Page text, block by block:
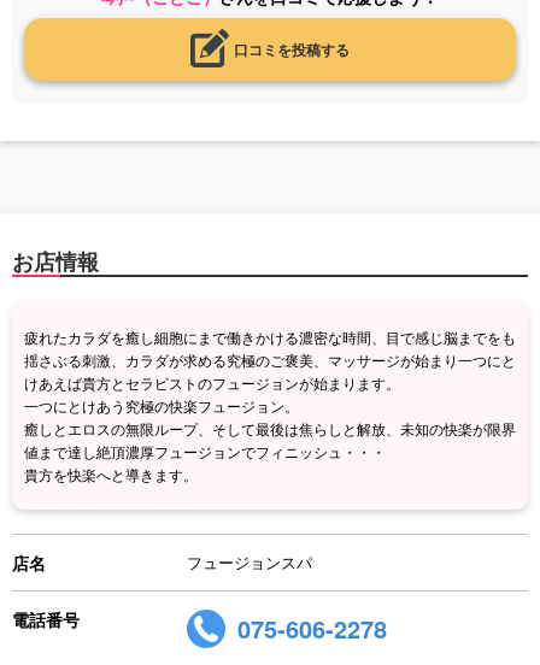
口コミを投稿する
お店情報
疲れたカラダを癒し細胞にまで働きかける濃密な時間、目で感じ脳までをも
揺さぶる刺激、カラダが求める究極のご褒美、マッサージが始まり一つにと
けあえば貴方とセラピストのフュージョンが始まります。
一つにとけあう究極の快楽フュージョン。
癒しとエロスの無限ループ、そして最後は焦らしと解放、未知の快楽が限界
値まで達し絶頂濃厚フュージョンでフィニッシュ・・・
貴方を快楽へと導きます。
店名 フュージョンスパ
電話番号 075-606-2278